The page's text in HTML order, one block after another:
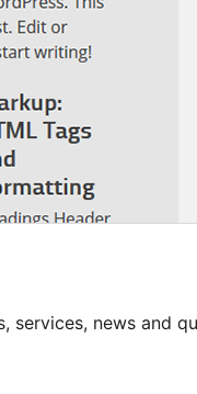
services, news and